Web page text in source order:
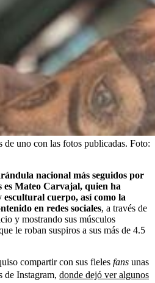
de uno con las fotos publicadas. Foto:
nacional más seguidos por
es Mateo Carvajal, quien ha
cuerpo, así como la
en redes sociales, a través de
y mostrando sus músculos
le roban suspiros a sus más de 4.5
compartir con sus fieles fans unas
de Instagram, donde dejó ver algunos